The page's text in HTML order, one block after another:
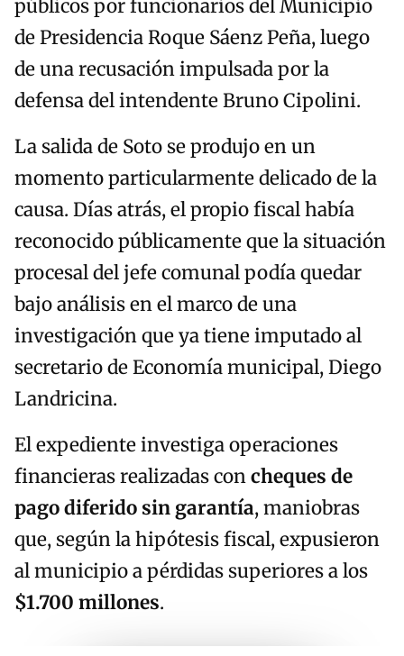
públicos por funcionarios del Municipio
de Presidencia Roque Sáenz Peña, luego
de una recusación impulsada por la
defensa del intendente Bruno Cipolini.
La salida de Soto se produjo en un
momento particularmente delicado de la
causa. Días atrás, el propio fiscal había
reconocido públicamente que la situación
procesal del jefe comunal podía quedar
bajo análisis en el marco de una
investigación que ya tiene imputado al
secretario de Economía municipal, Diego
Landricina.
El expediente investiga operaciones
financieras realizadas concheques de
pago diferido sin garantía, maniobras
que, según la hipótesis fiscal, expusieron
al municipio a pérdidas superiores a los
$1.700 millones.